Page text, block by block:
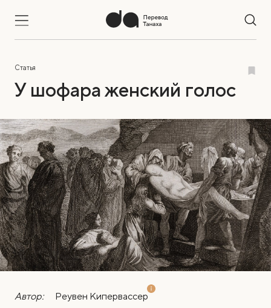
Статья
У шофара женский голос
Автор: Реувен Кипервассер